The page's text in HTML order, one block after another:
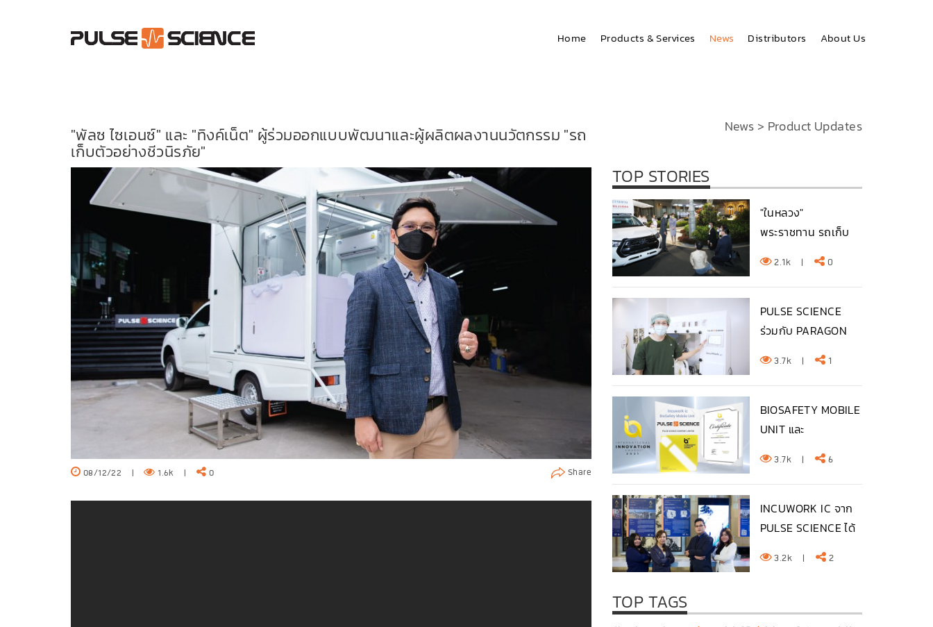
Home Products & Services News Distributors About Us
News > Product Updates
"พัลซ ไซเอนซ์" และ "ทิงค์เน็ต" ผู้ร่วมออกแบบพัฒนาและผู้ผลิตผลงานนวัตกรรม "รถ
เก็บตัวอย่างชีวนิรภัย"
08/12/22 | 1.6k | 0 Share
TOP STORIES
"ในหลวง"
พระราชทาน รถเก็บ
2.1k | 0
PULSE SCIENCE
ร่วมกับ PARAGON
3.7k | 1
BIOSAFETY MOBILE
UNIT และ
3.7k | 6
INCUWORK IC จาก
PULSE SCIENCE ได้
3.2k | 2
TOP TAGS